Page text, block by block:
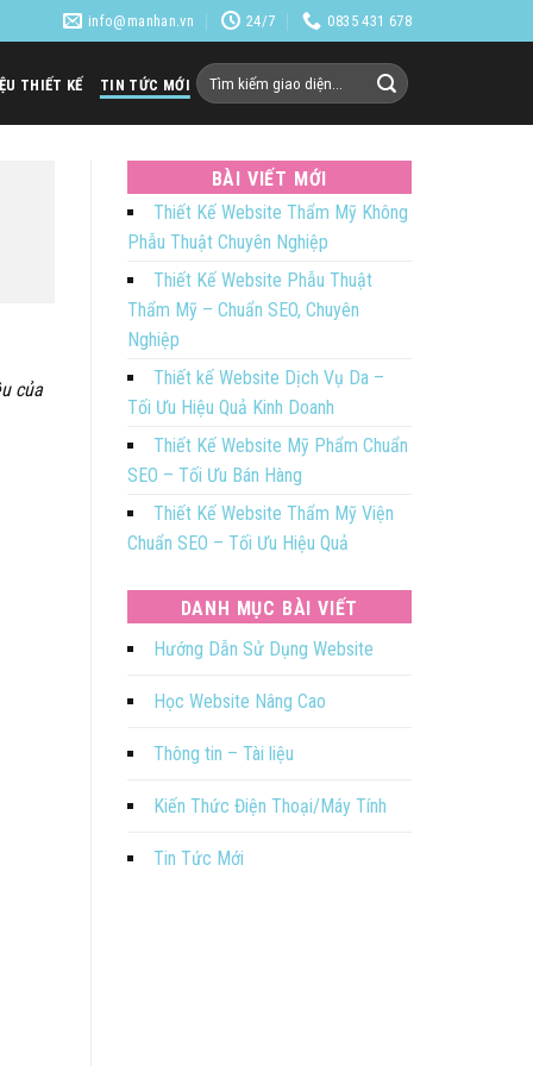
info@manhan.vn 24/7 0835 431 678
THIẾT KẾ TIN TỨC MỚI Tìm
của
BÀI VIẾT MỚI
Thiết Kế Website Thẩm Mỹ Không
Phẫu Thuật Chuyên Nghiệp
Thiết Kế Website Phẫu Thuật
Thẩm Mỹ – Chuẩn SEO, Chuyên
Nghiệp
Thiết kế Website Dịch Vụ Da –
Tối Ưu Hiệu Quả Kinh Doanh
Thiết Kế Website Mỹ Phẩm Chuẩn
SEO – Tối Ưu Bán Hàng
Thiết Kế Website Thẩm Mỹ Viện
Chuẩn SEO – Tối Ưu Hiệu Quả
DANH MỤC BÀI VIẾT
Hướng Dẫn Sử Dụng Website
Học Website Nâng Cao
Thông tin – Tài liệu
Kiến Thức Điện Thoại/Máy Tính
Tin Tức Mới